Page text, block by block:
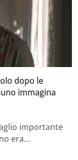
dopo le
immagina
importante
era…